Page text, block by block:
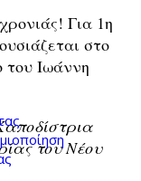
Για 1η
στο
του Ιωάννη
του Νέου